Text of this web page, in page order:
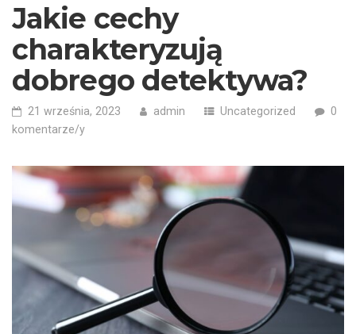
Jakie cechy
charakteryzują
dobrego detektywa?
21 września, 2023 admin Uncategorized
0
komentarze/y